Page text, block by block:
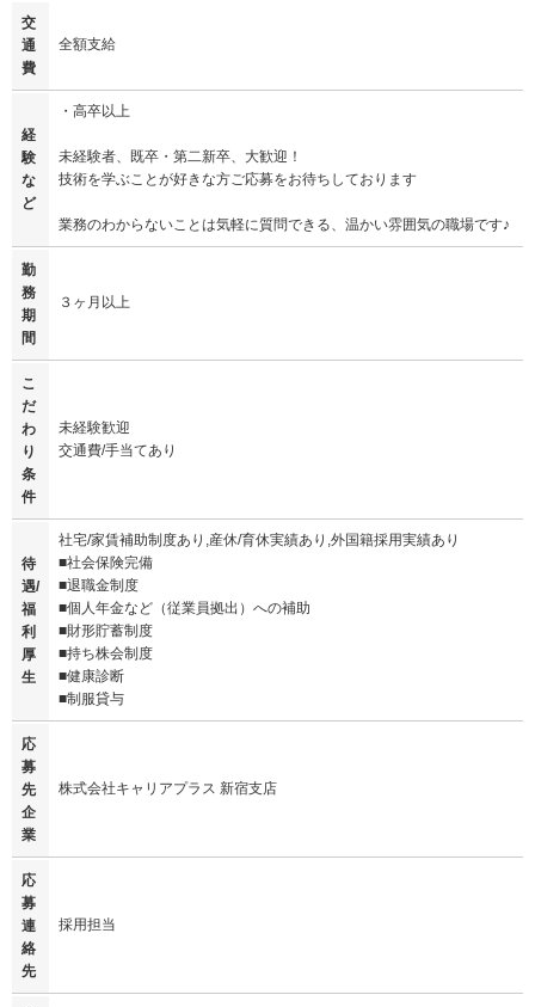
交
通
費
全額支給
経
験
な
ど
・高卒以上
未経験者、既卒・第二新卒、大歓迎！
技術を学ぶことが好きな方ご応募をお待ちしております
業務のわからないことは気軽に質問できる、温かい雰囲気の職場です♪
勤
務
期
間
３ヶ月以上
こ
だ
わ
り
条
件
未経験歓迎
交通費/手当てあり
待
遇/
福
利
厚
生
社宅/家賃補助制度あり,産休/育休実績あり,外国籍採用実績あり
■社会保険完備
■退職金制度
■個人年金など（従業員拠出）への補助
■財形貯蓄制度
■持ち株会制度
■健康診断
■制服貸与
応
募
先
企
業
株式会社キャリアプラス 新宿支店
応
募
連
絡
先
採用担当